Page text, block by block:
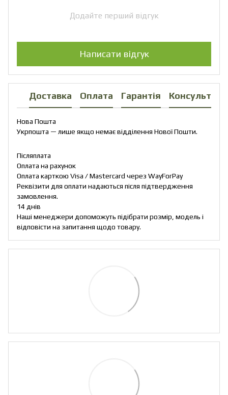
Додайте перший відгук
Написати відгук
Доставка Оплата Гарантія
Нова Пошта
Укрпошта — лише якщо немає відділення Нової Пошти.
Післяплата
Оплата на рахунок
Оплата карткою Visa / Mastercard через WayForPay
Реквізити для оплати надаються після підтвердження
замовлення.
14 днів
Наші менеджери допоможуть підібрати розмір, модель і
відповісти на запитання щодо товару.